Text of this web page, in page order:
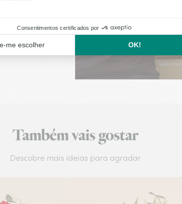
Também vais gostar
Descobre mais ideias para agradar